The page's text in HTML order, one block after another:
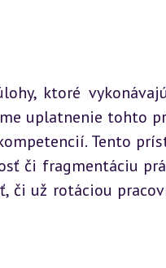
ktoré
uplatnenie tohto
Tento
či fragmentáciu
či už rotáciou